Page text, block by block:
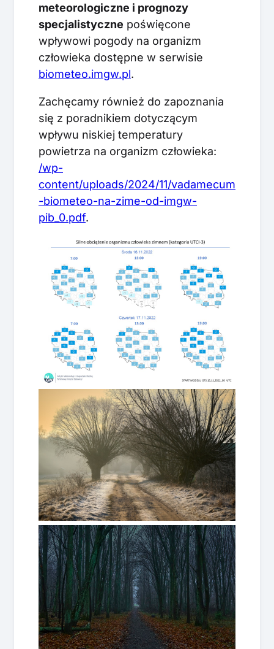
meteorologiczne i prognozy
specjalistyczne poświęcone
wpływowi pogody na organizm
człowieka dostępne w serwisie
biometeo.imgw.pl.
Zachęcamy również do zapoznania
się z poradnikiem dotyczącym
wpływu niskiej temperatury
powietrza na organizm człowieka:
/wp-
content/uploads/2024/11/vadamecum
-biometeo-na-zime-od-imgw-
pib_0.pdf.